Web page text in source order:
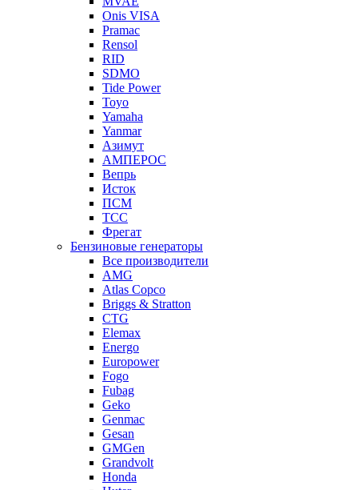
Onis VISA
Pramac
Rensol
RID
SDMO
Tide Power
Toyo
Yamaha
Yanmar
Азимут
АМПЕРОС
Вепрь
Исток
ПСМ
ТСС
Фрегат
Бензиновые генераторы
Все производители
AMG
Atlas Copco
Briggs & Stratton
CTG
Elemax
Energo
Europower
Fogo
Fubag
Geko
Genmac
Gesan
GMGen
Grandvolt
Honda